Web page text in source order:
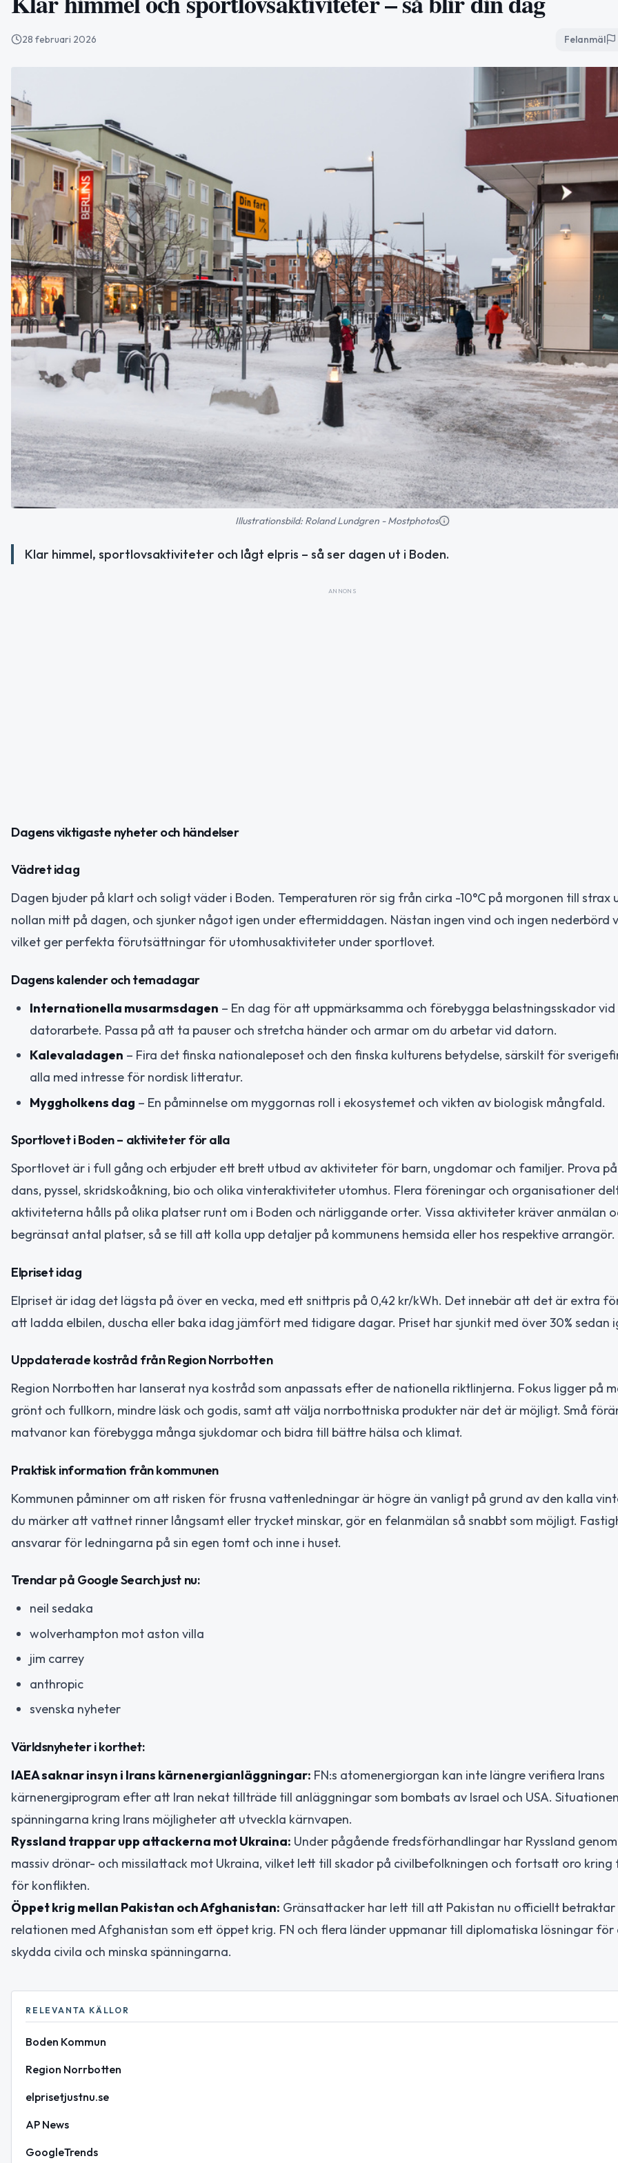
28 februari 2026 Felanmäl
Illustrationsbild: Roland Lundgren - Mostphotos
Klar himmel, sportlovsaktiviteter och lågt elpris – så ser dagen ut i Boden.
ANNONS
Dagens viktigaste nyheter och händelser
Vädret idag
Dagen bjuder på klart och soligt väder i Boden. Temperaturen rör sig från cirka -10°C på morgonen till strax
nollan mitt på dagen, och sjunker något igen under eftermiddagen. Nästan ingen vind och ingen nederbörd
vilket ger perfekta förutsättningar för utomhusaktiviteter under sportlovet.
Dagens kalender och temadagar
Internationella musarmsdagen – En dag för att uppmärksamma och förebygga belastningsskador vid
datorarbete. Passa på att ta pauser och stretcha händer och armar om du arbetar vid datorn.
Kalevaladagen – Fira det finska nationaleposet och den finska kulturens betydelse, särskilt för
alla med intresse för nordisk litteratur.
Myggholkens dag – En påminnelse om myggornas roll i ekosystemet och vikten av biologisk mångfald.
Sportlovet i Boden – aktiviteter för alla
Sportlovet är i full gång och erbjuder ett brett utbud av aktiviteter för barn, ungdomar och familjer. Prova
dans, pyssel, skridskoåkning, bio och olika vinteraktiviteter utomhus. Flera föreningar och organisationer
aktiviteterna hålls på olika platser runt om i Boden och närliggande orter. Vissa aktiviteter kräver anmälan
begränsat antal platser, så se till att kolla upp detaljer på kommunens hemsida eller hos respektive arrangör.
Elpriset idag
Elpriset är idag det lägsta på över en vecka, med ett snittpris på 0,42 kr/kWh. Det innebär att det är extra
att ladda elbilen, duscha eller baka idag jämfört med tidigare dagar. Priset har sjunkit med över 30% sedan
Uppdaterade kostråd från Region Norrbotten
Region Norrbotten har lanserat nya kostråd som anpassats efter de nationella riktlinjerna. Fokus ligger på
grönt och fullkorn, mindre läsk och godis, samt att välja norrbottniska produkter när det är möjligt. Små
matvanor kan förebygga många sjukdomar och bidra till bättre hälsa och klimat.
Praktisk information från kommunen
Kommunen påminner om att risken för frusna vattenledningar är högre än vanligt på grund av den kalla
du märker att vattnet rinner långsamt eller trycket minskar, gör en felanmälan så snabbt som möjligt.
ansvarar för ledningarna på sin egen tomt och inne i huset.
Trendar på Google Search just nu:
neil sedaka
wolverhampton mot aston villa
jim carrey
anthropic
svenska nyheter
Världsnyheter i korthet:
IAEA saknar insyn i Irans kärnenergianläggningar: FN:s atomenergiorgan kan inte längre verifiera Irans
kärnenergiprogram efter att Iran nekat tillträde till anläggningar som bombats av Israel och USA.
spänningarna kring Irans möjligheter att utveckla kärnvapen.
Ryssland trappar upp attackerna mot Ukraina: Under pågående fredsförhandlingar har Ryssland
massiv drönar- och missilattack mot Ukraina, vilket lett till skador på civilbefolkningen och fortsatt oro kring
för konflikten.
Öppet krig mellan Pakistan och Afghanistan: Gränsattacker har lett till att Pakistan nu officiellt betraktar
relationen med Afghanistan som ett öppet krig. FN och flera länder uppmanar till diplomatiska lösningar för
skydda civila och minska spänningarna.
RELEVANTA KÄLLOR
Boden Kommun
Region Norrbotten
elprisetjustnu.se
AP News
GoogleTrends